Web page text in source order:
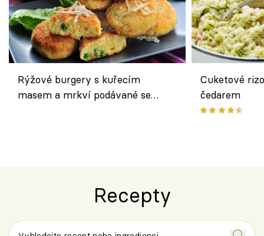
Rýžové burgery s kuřecím
masem a mrkví podávané se
Cuketové
čedarem
Recepty